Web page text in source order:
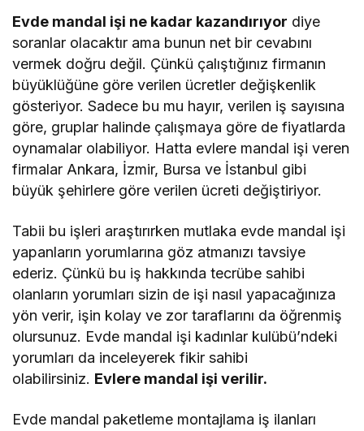
Evde mandal işi ne kadar kazandırıyor diye
soranlar olacaktır ama bunun net bir cevabını
vermek doğru değil. Çünkü çalıştığınız firmanın
büyüklüğüne göre verilen ücretler değişkenlik
gösteriyor. Sadece bu mu hayır, verilen iş sayısına
göre, gruplar halinde çalışmaya göre de fiyatlarda
oynamalar olabiliyor. Hatta evlere mandal işi veren
firmalar Ankara, İzmir, Bursa ve İstanbul gibi
büyük şehirlere göre verilen ücreti değiştiriyor.
Tabii bu işleri araştırırken mutlaka evde mandal işi
yapanların yorumlarına göz atmanızı tavsiye
ederiz. Çünkü bu iş hakkında tecrübe sahibi
olanların yorumları sizin de işi nasıl yapacağınıza
yön verir, işin kolay ve zor taraflarını da öğrenmiş
olursunuz. Evde mandal işi kadınlar kulübü’ndeki
yorumları da inceleyerek fikir sahibi
olabilirsiniz. Evlere mandal işi verilir.
Evde mandal paketleme montajlama iş ilanları